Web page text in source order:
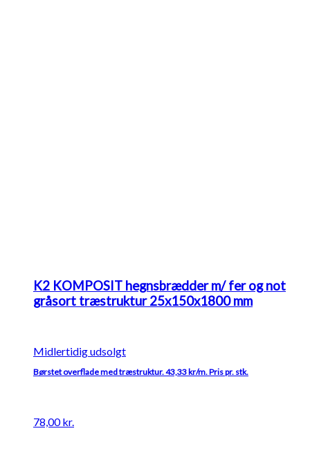
K2 KOMPOSIT hegnsbrædder m/ fer og not
gråsort træstruktur 25x150x1800 mm
Midlertidig udsolgt
Børstet overflade med træstruktur. 43,33 kr/m. Pris pr. stk.
78,00kr.